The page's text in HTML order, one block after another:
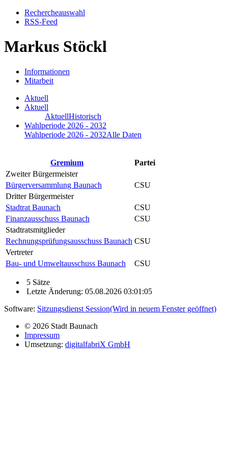
Rechercheauswahl
RSS-Feed
Markus Stöckl
Informationen
Mitarbeit
Aktuell
Aktuell
AktuellHistorisch
Wahlperiode 2026 - 2032
Wahlperiode 2026 - 2032Alle Daten
Gremium
Partei
Zweiter Bürgermeister
Bürgerversammlung Baunach
CSU
Dritter Bürgermeister
Stadtrat Baunach
CSU
Finanzausschuss Baunach
CSU
Stadtratsmitglieder
Rechnungsprüfungsausschuss Baunach CSU
Vertreter
Bau- und Umweltausschuss Baunach
CSU
5 Sätze
Letzte Änderung: 05.08.2026 03:01:05
Software: Sitzungsdienst Session(Wird in neuem Fenster geöffnet)
© 2026 Stadt Baunach
Impressum
Umsetzung: digitalfabriX GmbH